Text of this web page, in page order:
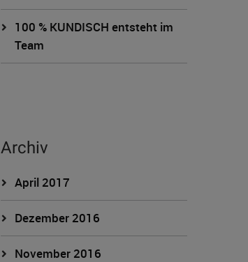
100 % KUNDISCH entsteht im
Team
Archiv
April 2017
Dezember 2016
November 2016